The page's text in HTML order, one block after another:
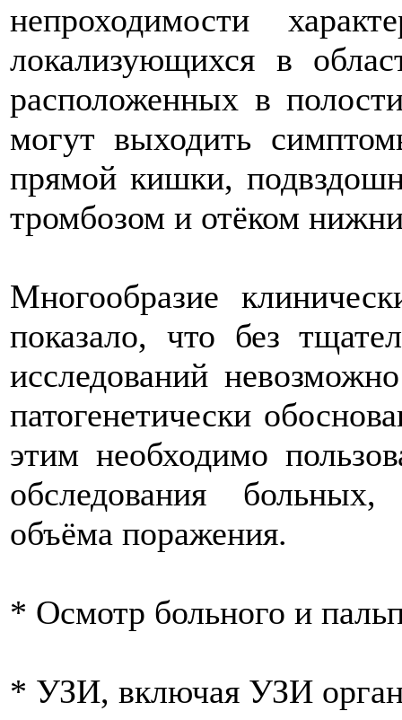
непроходимости
локализующихся в
расположенных в
могут выходить
прямой кишки,
тромбозом и отёком
Многообразие
показало, что без
исследований
патогенетически
этим необходимо
обследования
объёма поражения.
* Осмотр больного и
* УЗИ, включая УЗИ